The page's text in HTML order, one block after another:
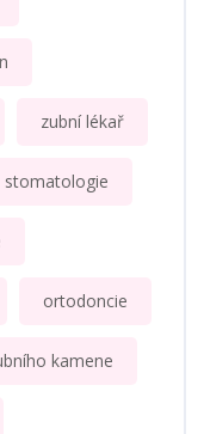
zubní lékař
stomatologie
ortodoncie
kamene